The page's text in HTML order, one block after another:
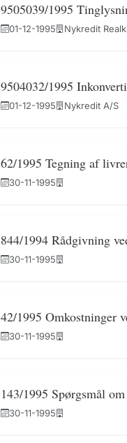
9505039/1995
01-12-1995 Nykredit
9504032/1995
01-12-1995 Nykredit A/S
62/1995 Tegning af
30-11-1995
844/1994 Rådgivning
30-11-1995
42/1995 Omkostninger
30-11-1995
143/1995 Spørgsmål
30-11-1995